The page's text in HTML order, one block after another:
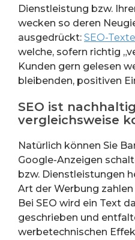
Dienstleistung bzw.
wecken so deren
ausgedrückt: SEO-Texte
welche, sofern richtig
Kunden gern gelesen
bleibenden, positiven
SEO ist
vergleichsweise
Natürlich können Sie
Google-Anzeigen
bzw. Dienstleistungen
Art der Werbung
Bei SEO wird ein Text
geschrieben und
werbetechnischen